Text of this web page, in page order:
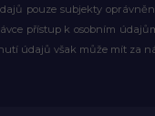
pouze subjekty
přístup k osobním
údajů však může mít za